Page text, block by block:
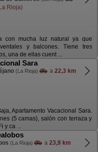
Rioja)
con mucha luz natural ya que
y balcones. Tiene tres
una de ellas cuent ...
Sara
(La Rioja) a 22,3 km
Apartamento Vacacional Sara.
(5 camas), salón con terraza y
y ca ...
(La Rioja) a 23,9 km